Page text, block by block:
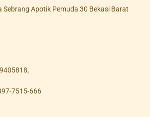
Apotik Pemuda 30 Bekasi Barat
,
7515-666